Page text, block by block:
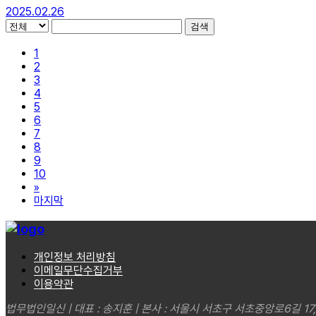
2025.02.26
검색
1
2
3
4
5
6
7
8
9
10
»
마지막
개인정보 처리방침
이메일무단수집거부
이용약관
법무법인일신 | 대표 : 송지훈 | 본사 : 서울시 서초구 서초중앙로6길